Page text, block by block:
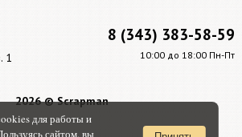
8 (343) 383-58-59
10:00 до 18:00 Пн-Пт
1
2026 © Scrapman
для работы и
сайтом, вы